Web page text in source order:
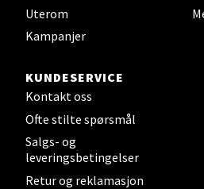
Uterom
Kampanjer
KUNDESERVICE
Kontakt oss
Ofte stilte spørsmål
Salgs- og
leveringsbetingelser
Retur og reklamasjon
Steinkjer - Thon
Sjøfartsgata 2, 7714 Steinkjer
Åpent i dag 10-20
0 i butikk